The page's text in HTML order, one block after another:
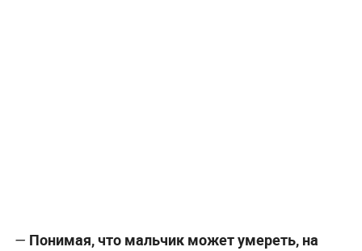
— Понимая, что мальчик может умереть, на